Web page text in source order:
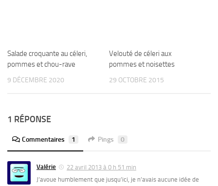
Salade croquante au céleri,
pommes et chou-rave
9 DÉCEMBRE 2020
Velouté de céleri aux
pommes et noisettes
29 OCTOBRE 2015
1 RÉPONSE
Commentaires 1 Pings 0
Valérie
22 avril 2013 à 0 h 51 min
J’avoue humblement que jusqu’ici, je n’avais aucune idée de